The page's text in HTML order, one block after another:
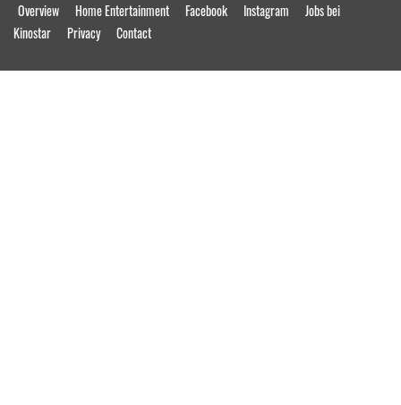
Overview
Home Entertainment Facebook Instagram
Jobs bei
Kinostar
Privacy Contact